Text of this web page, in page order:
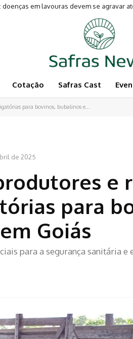
em lavouras devem se agravar
Cotação Safras Cast
para bovinos, bubalinos e...
de 2025
e
para
Goiás
para a segurança sanitária